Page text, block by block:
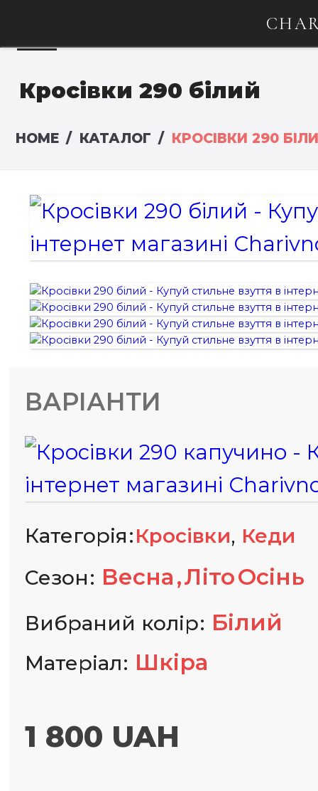
Кросівки 290 білий
HOME КАТАЛОГ КРОСІВКИ 290
ВАРІАНТИ
Категорія Кросівки, Кеди
Сезон
Весна ЛітоОсінь
Вибраний колір Білий
Матеріал Шкіра
1 800 UAH